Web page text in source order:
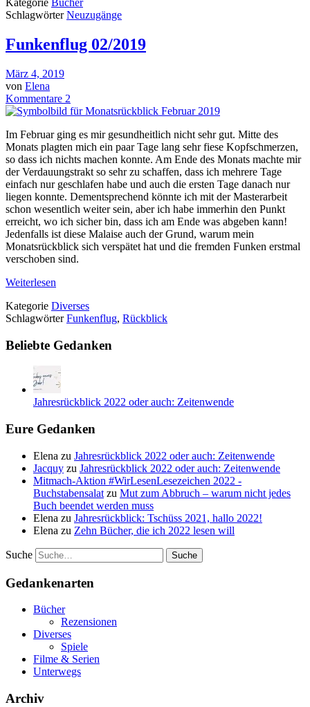
Kategorie Bücher
SchlagwörterNeuzugänge
Funkenflug 02/2019
März 4, 2019
von Elena
Kommentare 2
Im Februar ging es mir gesundheitlich nicht sehr gut. Mitte des
Monats plagten mich ein paar Tage lang sehr fiese Kopfschmerzen,
so dass ich nichts machen konnte. Am Ende des Monats machte mir
der Verdauungstrakt so sehr zu schaffen, dass ich mehrere Tage
einfach nur geschlafen habe und auch die ersten Tage danach nur
liegen konnte. Dementsprechend könnte ich mit der Masterarbeit
schon wesentlich weiter sein, aber ich habe immerhin den Punkt
erreicht, wo ich sicher bin, dass ich am Ende was abgeben kann!
Jedenfalls ist diese Malaise auch der Grund, warum mein
Monatsrückblick sich verspätet hat und die fremden Funken erstmal
verschoben sind.
Weiterlesen
Kategorie Diverses
SchlagwörterFunkenflug, Rückblick
Beliebte Gedanken
Jahresrückblick 2022 oder auch: Zeitenwende
Eure Gedanken
Elena zu Jahresrückblick 2022 oder auch: Zeitenwende
Jacquy zu Jahresrückblick 2022 oder auch: Zeitenwende
Mitmach-Aktion #WirLesenLesezeichen 2022 -
Buchstabensalat zu Mut zum Abbruch – warum nicht jedes
Buch beendet werden muss
Elena zu Jahresrückblick: Tschüss 2021, hallo 2022!
Elena zu Zehn Bücher, die ich 2022 lesen will
Suche
Gedankenarten
Bücher
Rezensionen
Diverses
Spiele
Filme & Serien
Unterwegs
Archiv